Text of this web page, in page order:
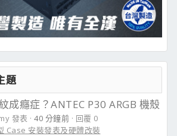
題
成癮症？ANTEC P30 ARGB 機殼
發表 40 分鐘前
回覆 0
Case 安裝發表及硬體改裝